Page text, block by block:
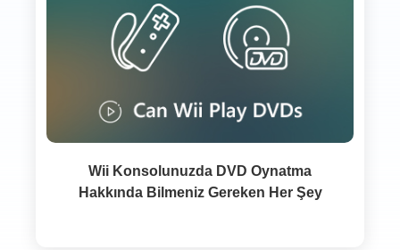
Wii Konsolunuzda DVD Oynatma
Hakkında Bilmeniz Gereken Her Şey